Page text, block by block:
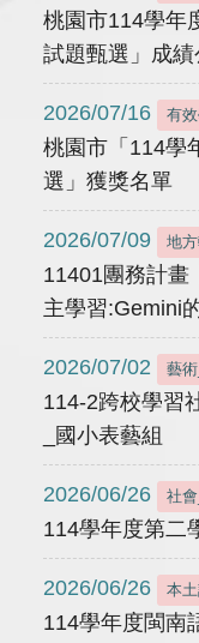
桃園市114學年
試題甄選」成績
2026/07/16 有
桃園市「114學
選」獲獎名單
2026/07/09 地
11401團務計畫
主學習:Gemini
2026/07/02 藝
114-2跨校學習
_國小表藝組
2026/06/26 社
114學年度第二
2026/06/26 本
114學年度閩南